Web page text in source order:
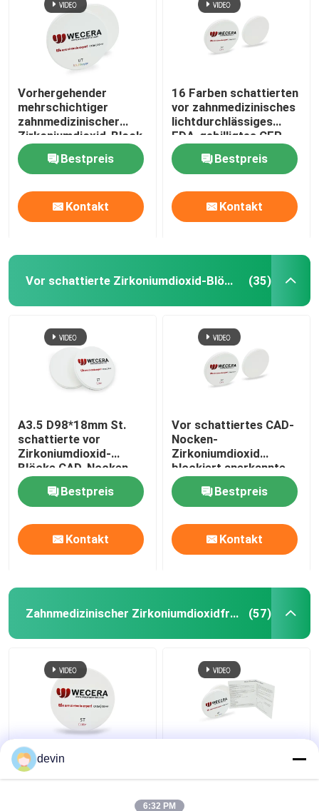
Vorhergehender
mehrschichtiger
zahnmedizinischer
Zirkoniumdioxid-Block
B2 D98*18mm für
ästhetische
Wiederherstellung
Bestpreis
Kontakt
16 Farben schattierten
vor zahnmedizinisches
lichtdurchlässiges
FDA-gebilligtes CER
Zirkoniumdioxid-
Blöcke CAD-Nockens
Bestpreis
Kontakt
Vor schattierte Zirkoniumdioxid-Blöcke (35)
A3.5 D98*18mm St.
schattierte vor
Zirkoniumdioxid-
Blöcke CAD-Nocken
zahnmedizinisches
1100MpaBestpreis
Kontakt
Vor schattiertes CAD-
Nocken-
Zirkoniumdioxid
blockiert anerkannte
43% hohe
lichtdurchlässige
98mm ISO 13485
Bestpreis
Kontakt
Zahnmedizinischer Zirkoniumdioxidfreier raum (57)
Des Zirkoniumdioxid-
freien Raumes A1 A2
zahnmedizinischen 600
devin
6:32 PM